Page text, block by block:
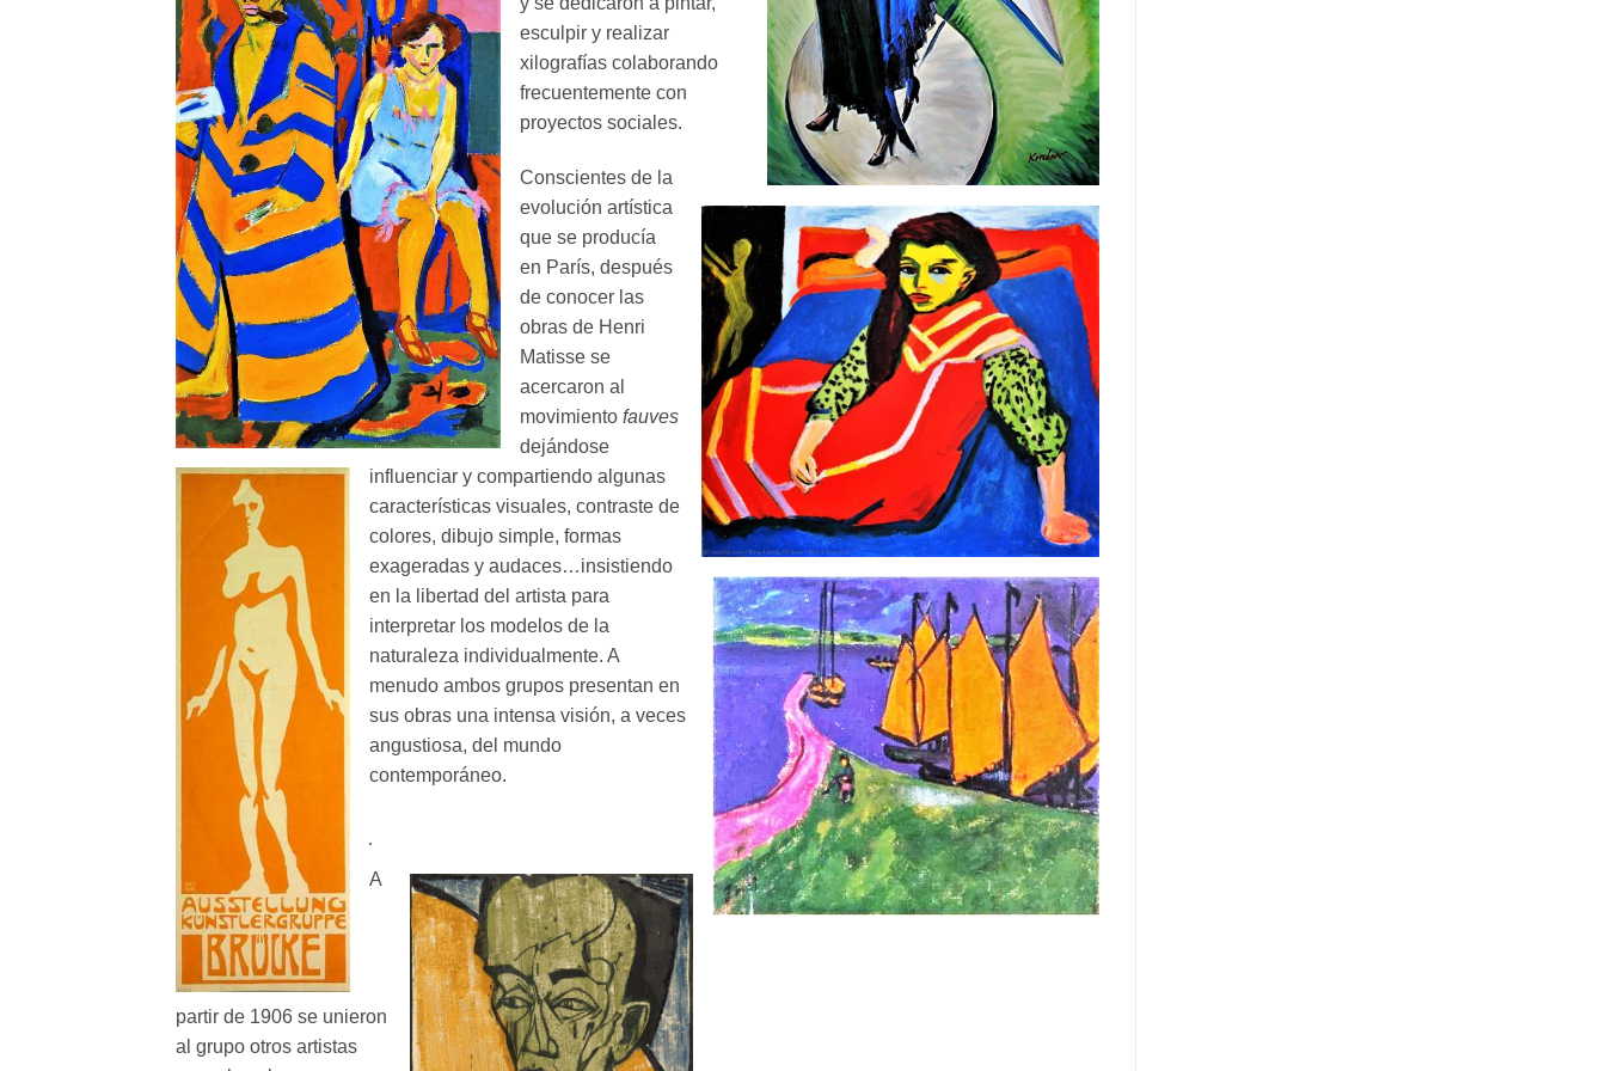
esculpir y realizar
xilografías colaborando
frecuentemente con
proyectos sociales.
Conscientes de la
evolución artística
que se producía
en París, después
de conocer las
obras de Henri
Matisse se
acercaron al
movimiento fauves
dejándose
influenciar y compartiendo algunas
características visuales, contraste de
colores, dibujo simple, formas
exageradas y audaces…insistiendo
en la libertad del artista para
interpretar los modelos de la
naturaleza individualmente. A
menudo ambos grupos presentan en
sus obras una intensa visión, a veces
angustiosa, del mundo
contemporáneo.
A
partir de 1906 se unieron
al grupo otros artistas